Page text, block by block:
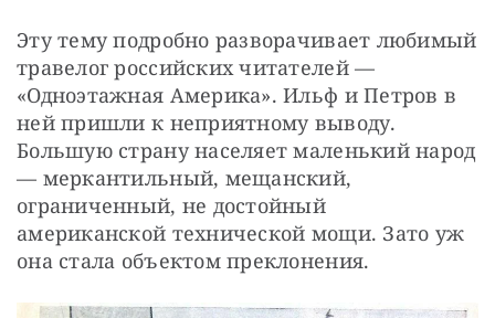
Эту тему подробно разворачивает любимый
травелог российских читателей —
«Одноэтажная Америка». Ильф и Петров в
ней пришли к неприятному выводу.
Большую страну населяет маленький народ
— меркантильный, мещанский,
ограниченный, не достойный
американской технической мощи. Зато уж
она стала объектом преклонения.